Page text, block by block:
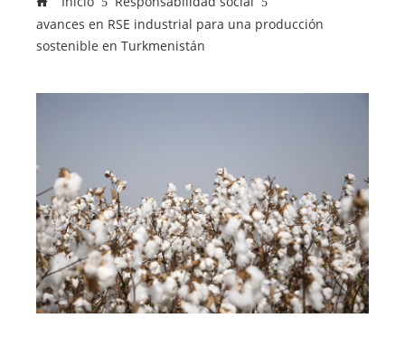
avances en RSE industrial para una producción
sostenible en Turkmenistán